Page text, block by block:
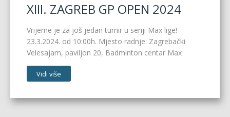
XIII. ZAGREB GP OPEN 2024
Vrijeme je za još jedan turnir u seriji Max lige!
23.3.2024. od 10:00h. Mjesto radnje: Zagrebački
Velesajam, paviljon 20, Badminton centar Max
Vidi više